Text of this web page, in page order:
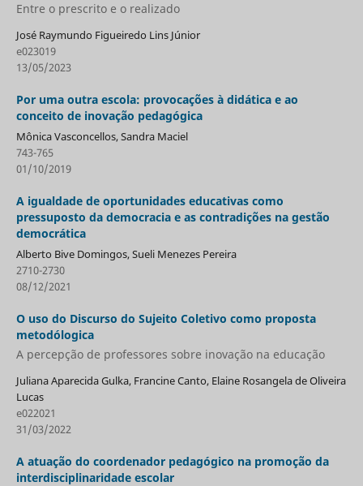
Entre o prescrito e o realizado
José Raymundo Figueiredo Lins Júnior
e023019
13/05/2023
Por uma outra escola: provocações à didática e ao
conceito de inovação pedagógica
Mônica Vasconcellos, Sandra Maciel
743-765
01/10/2019
A igualdade de oportunidades educativas como
pressuposto da democracia e as contradições na gestão
democrática
Alberto Bive Domingos, Sueli Menezes Pereira
2710-2730
08/12/2021
O uso do Discurso do Sujeito Coletivo como proposta
metodólogica
A percepção de professores sobre inovação na educação
Juliana Aparecida Gulka, Francine Canto, Elaine Rosangela de Oliveira
Lucas
e022021
31/03/2022
A atuação do coordenador pedagógico na promoção da
interdisciplinaridade escolar